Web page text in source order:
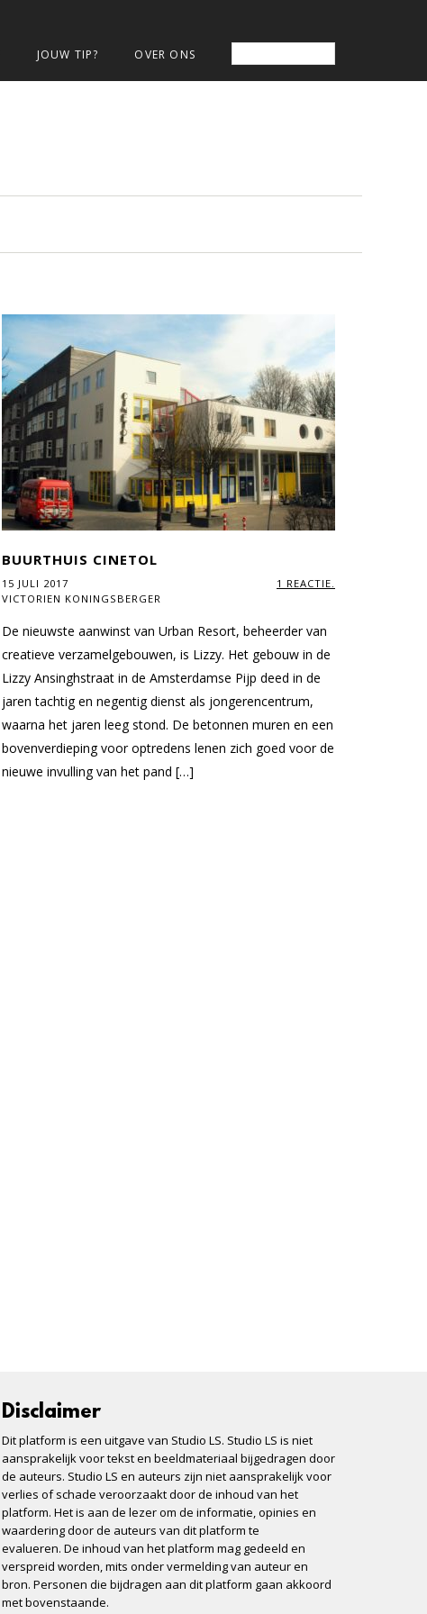
JOUW TIP? OVER ONS
BUURTHUIS CINETOL
15 JULI 2017
1 REACTIE.
VICTORIEN KONINGSBERGER
De nieuwste aanwinst van Urban Resort, beheerder van
creatieve verzamelgebouwen, is Lizzy. Het gebouw in de
Lizzy Ansinghstraat in de Amsterdamse Pijp deed in de
jaren tachtig en negentig dienst als jongerencentrum,
waarna het jaren leeg stond. De betonnen muren en een
bovenverdieping voor optredens lenen zich goed voor de
nieuwe invulling van het pand […]
Disclaimer
Dit platform is een uitgave van Studio LS. Studio LS is niet
aansprakelijk voor tekst en beeldmateriaal bijgedragen door
de auteurs. Studio LS en auteurs zijn niet aansprakelijk voor
verlies of schade veroorzaakt door de inhoud van het
platform. Het is aan de lezer om de informatie, opinies en
waardering door de auteurs van dit platform te
evalueren. De inhoud van het platform mag gedeeld en
verspreid worden, mits onder vermelding van auteur en
bron. Personen die bijdragen aan dit platform gaan akkoord
met bovenstaande.